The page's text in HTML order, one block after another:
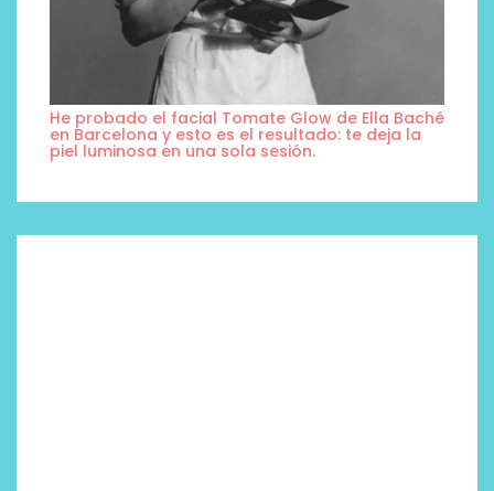
He probado el facial Tomate Glow de Ella Baché
en Barcelona y esto es el resultado: te deja la
piel luminosa en una sola sesión.